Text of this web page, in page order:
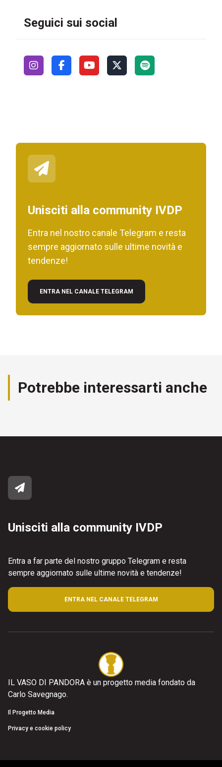
Seguici sui social
Unisciti alla community IVDP
Entra nel nostro canale Telegram e resta
sempre aggiornato sulle ultime novità e
tendenze!
ENTRA NEL CANALE TELEGRAM
Potrebbe interessarti anche
Unisciti alla community IVDP
Entra a far parte del nostro gruppo Telegram e resta
sempre aggiornato sulle ultime novità e tendenze!
ENTRA NEL CANALE TELEGRAM
IL VASO DI PANDORA è un progetto media fondato da
Carlo Savegnago.
Il Progetto Media
Privacy e cookie policy